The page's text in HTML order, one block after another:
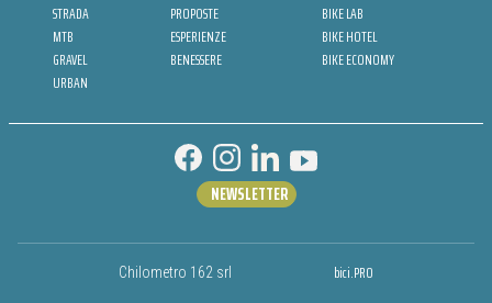
STRADA
MTB
GRAVEL
URBAN
PROPOSTE
ESPERIENZE
BENESSERE
BIKE LAB
BIKE HOTEL
BIKE ECONOMY
Chilometro 162 srl bici.PRO
NEWSLETTER